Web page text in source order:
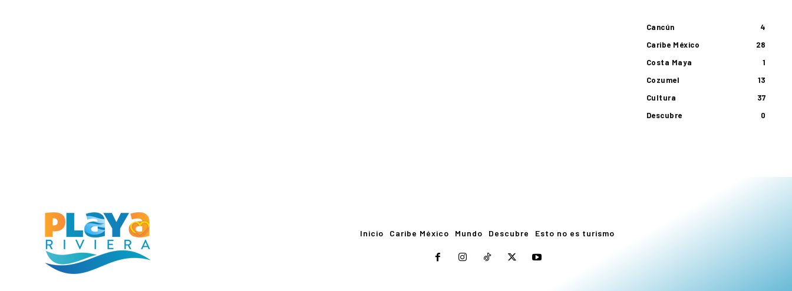
Cancún
4
Caribe México
28
Costa Maya
1
Cozumel
13
Cultura
37
Descubre
0
Inicio Caribe México Mundo Descubre Esto no es turismo